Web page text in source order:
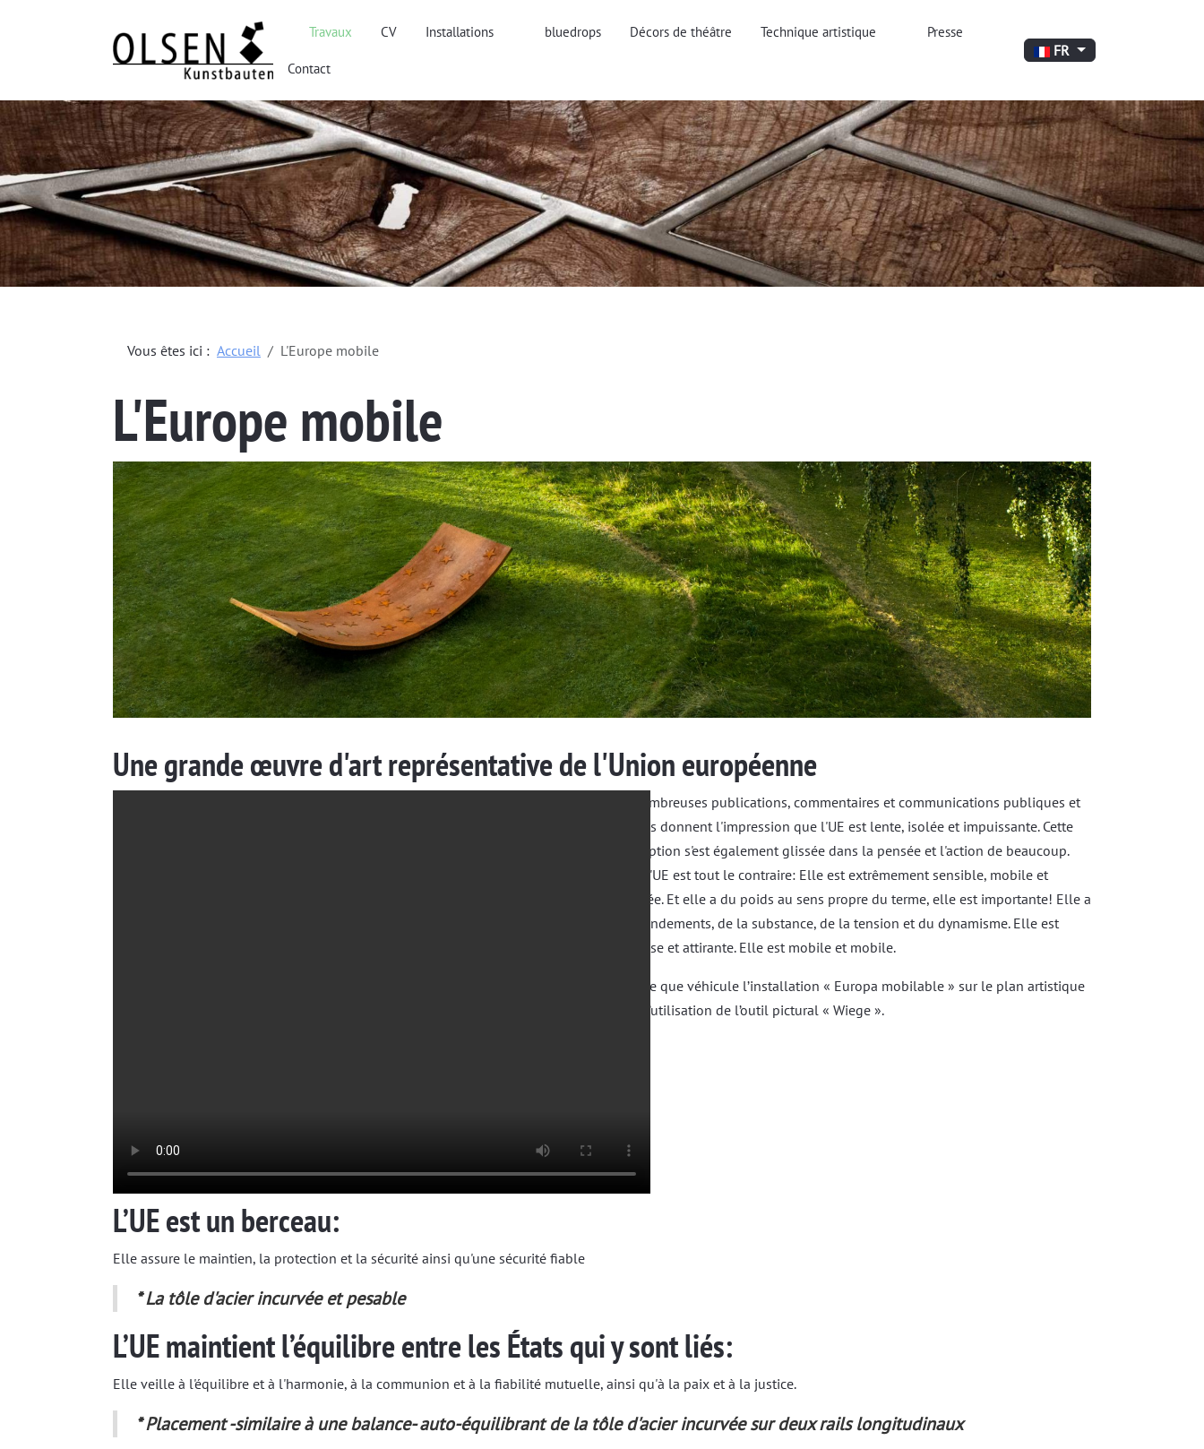
Travaux CV Installations bluedrops Décors de théâtre Technique artistique Presse
Contact
Sélectionnez votre langue
FR
Vous êtes ici : Accueil L'Europe mobile
L'Europe mobile
Une grande œuvre d'art représentative de l'Union européenne
De nombreuses publications, commentaires et communications publiques et
privées donnent l'impression que l'UE est lente, isolée et impuissante. Cette
conception s'est également glissée dans la pensée et l'action de beaucoup.
Mais l'UE est tout le contraire: Elle est extrêmement sensible, mobile et
éveillée. Et elle a du poids au sens propre du terme, elle est importante! Elle a
des fondements, de la substance, de la tension et du dynamisme. Elle est
curieuse et attirante. Elle est mobile et mobile.
C’est ce que véhicule l’installation « Europa mobilable » sur le plan artistique
avec l’utilisation de l’outil pictural « Wiege ».
L’UE est un berceau:
Elle assure le maintien, la protection et la sécurité ainsi qu'une sécurité fiable
* La tôle d'acier incurvée et pesable
L’UE maintient l’équilibre entre les États qui y sont liés:
Elle veille à l'équilibre et à l'harmonie, à la communion et à la fiabilité mutuelle, ainsi qu'à la paix et à la justice.
* Placement -similaire à une balance- auto-équilibrant de la tôle d'acier incurvée sur deux rails longitudinaux